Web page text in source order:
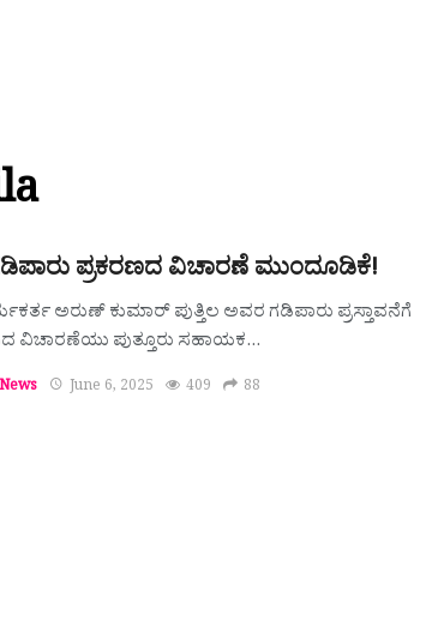
ಪ್ರಕರಣದ ವಿಚಾರಣೆ ಮುಂದೂಡಿಕೆ!
ಅರುಣ್ ಕುಮಾ‌ರ್ ಪುತ್ತಿಲ ಅವರ ಗಡಿಪಾರು ಪ್ರಸ್ತಾವನೆಗೆ
ವಿಚಾರಣೆಯು ಪುತ್ತೂರು ಸಹಾಯಕ…
June 6, 2025 409 88